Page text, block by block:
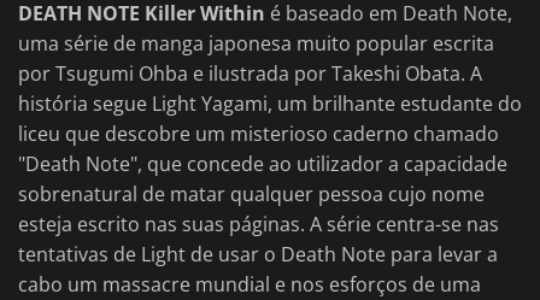
DEATH NOTE Killer Within é baseado em Death Note,
uma série de manga japonesa muito popular escrita
por Tsugumi Ohba e ilustrada por Takeshi Obata. A
história segue Light Yagami, um brilhante estudante do
liceu que descobre um misterioso caderno chamado
"Death Note", que concede ao utilizador a capacidade
sobrenatural de matar qualquer pessoa cujo nome
esteja escrito nas suas páginas. A série centra-se nas
tentativas de Light de usar o Death Note para levar a
cabo um massacre mundial e nos esforços de uma